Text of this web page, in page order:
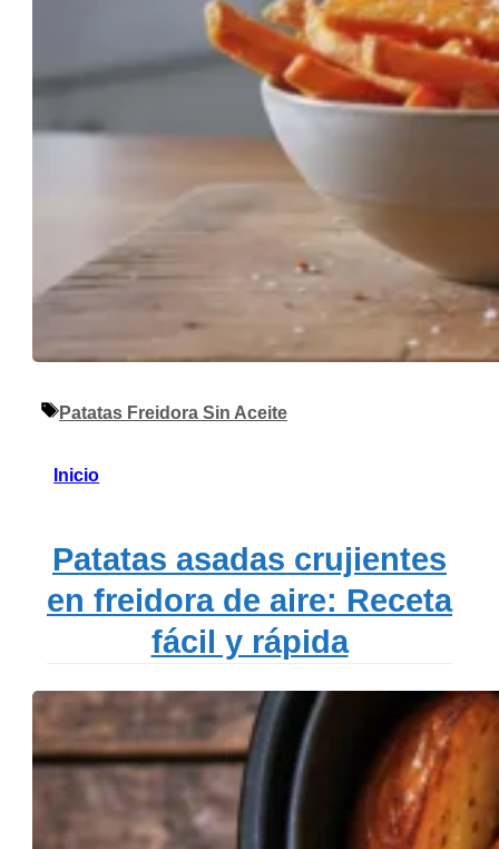
Etiquetas
Patatas Freidora Sin Aceite
Inicio
Patatas asadas crujientes
en freidora de aire: Receta
fácil y rápida